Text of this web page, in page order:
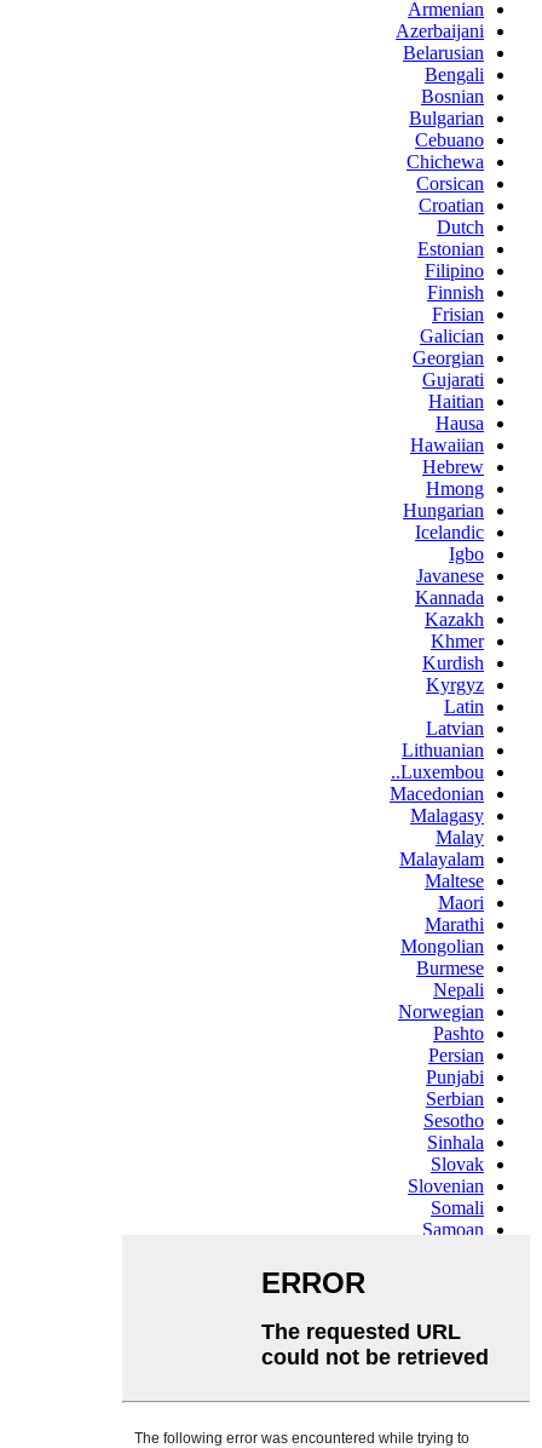
Armenian
Azerbaijani
Belarusian
Bengali
Bosnian
Bulgarian
Cebuano
Chichewa
Corsican
Croatian
Dutch
Estonian
Filipino
Finnish
Frisian
Galician
Georgian
Gujarati
Haitian
Hausa
Hawaiian
Hebrew
Hmong
Hungarian
Icelandic
Igbo
Javanese
Kannada
Kazakh
Khmer
Kurdish
Kyrgyz
Latin
Latvian
Lithuanian
Luxembou..
Macedonian
Malagasy
Malay
Malayalam
Maltese
Maori
Marathi
Mongolian
Burmese
Nepali
Norwegian
Pashto
Persian
Punjabi
Serbian
Sesotho
Sinhala
Slovak
Slovenian
Somali
Samoan
Swahili
Tajik
Telugu